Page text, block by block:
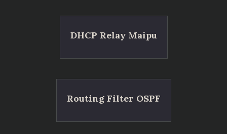
DHCP Relay Maipu
Routing Filter OSPF